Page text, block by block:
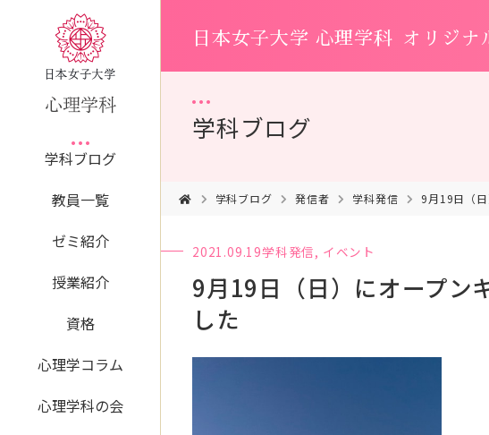
学科ブログ
教員一覧
ゼミ紹介
授業紹介
資格
心理学コラム
心理学科の会
日本女子大学 心理学科 オリジナ
学科ブログ
学科ブログ 発信者 学科発信 9月19日（
2021.09.19学科発信, イベント
9月19日（日）にオープン
した